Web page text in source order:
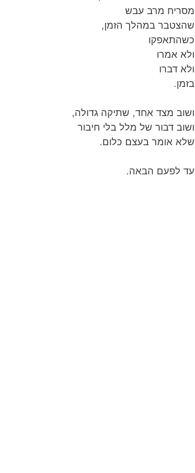
מסריח מרב עבש
שהצטבר במהלך הזמן,
כשהתאפקו
ולא אמרו
ולא דברו
בזמן.
ושוב מצד אחד, שתיקה גדולה,
ושוב דבור של מלל בלי חיבור
שלא אומר בעצם כלום.
עד לפעם הבאה.